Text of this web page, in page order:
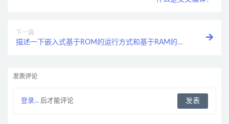
下一篇
描述一下嵌入式基于ROM的运行方式和基于RAM的运
发表评论
登录... 后才能评论